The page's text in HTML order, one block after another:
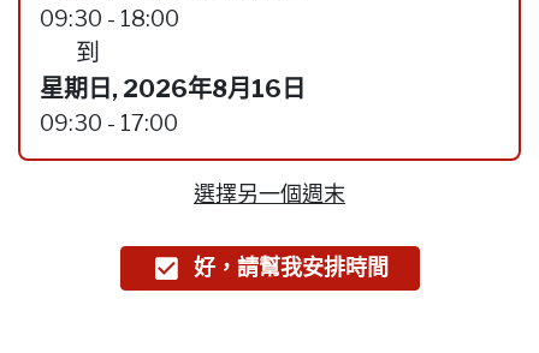
09:30 - 18:00
到
星期日, 2026年8月16日
09:30 - 17:00
選擇另一個週末
好，請幫我安排時間